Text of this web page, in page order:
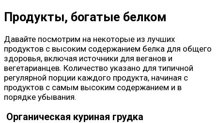
Продукты, богатые белком
Давайте посмотрим на некоторые из лучших
продуктов с высоким содержанием белка для общего
здоровья, включая источники для веганов и
вегетарианцев. Количество указано для типичной
регулярной порции каждого продукта, начиная с
продуктов с самым высоким содержанием и в
порядке убывания.
Органическая куриная грудка